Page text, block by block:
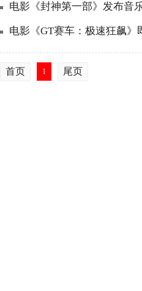
电影《封神第一部》发布音
电影《GT赛车：极速狂飙
首页 1 尾页